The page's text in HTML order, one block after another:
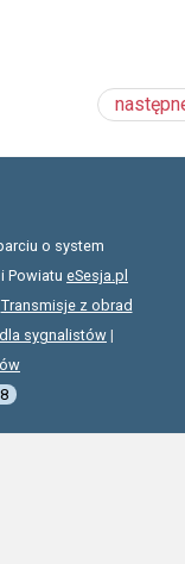
o system
Powiatu eSesja.pl
Transmisje z obrad
sygnalistów|